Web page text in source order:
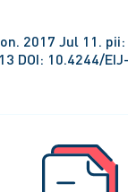
2017 Jul 11.
DOI: 10.4244/